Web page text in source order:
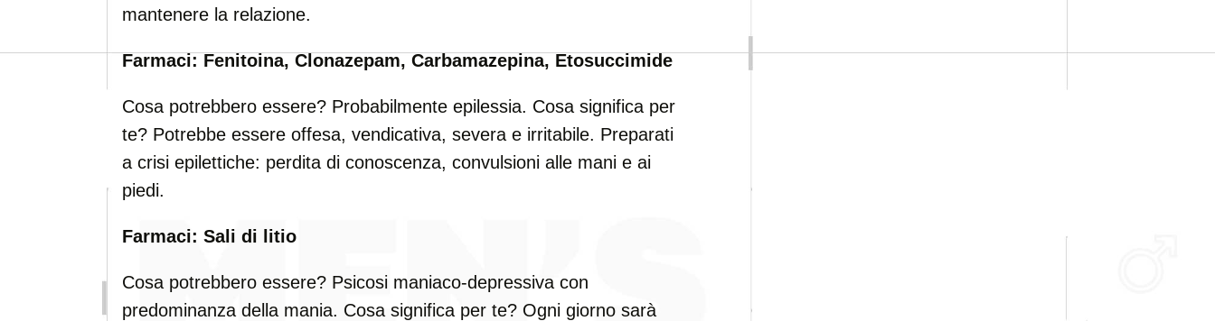
mantenere la relazione.
Farmaci: Fenitoina, Clonazepam, Carbamazepina, Etosuccimide
Cosa potrebbero essere? Probabilmente epilessia. Cosa significa per
te? Potrebbe essere offesa, vendicativa, severa e irritabile. Preparati
a crisi epilettiche: perdita di conoscenza, convulsioni alle mani e ai
piedi.
Farmaci: Sali di litio
Cosa potrebbero essere? Psicosi maniaco-depressiva con
predominanza della mania. Cosa significa per te? Ogni giorno sarà